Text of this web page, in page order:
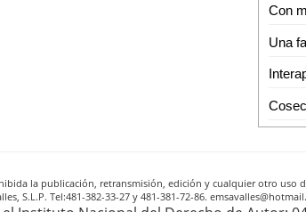
la publicación, retransmisión, edición y cualquier otro uso
S.L.P. Tel:481-382-33-27 y 481-381-72-86.